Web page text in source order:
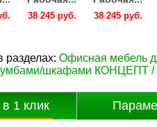
38 245 руб. 38 245 руб.
разделах: Офисная мебель
шкафами КОНЦЕПТ /
в 1 клик